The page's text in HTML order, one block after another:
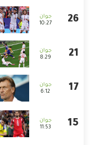
10:27
8:29
6:12
11:53